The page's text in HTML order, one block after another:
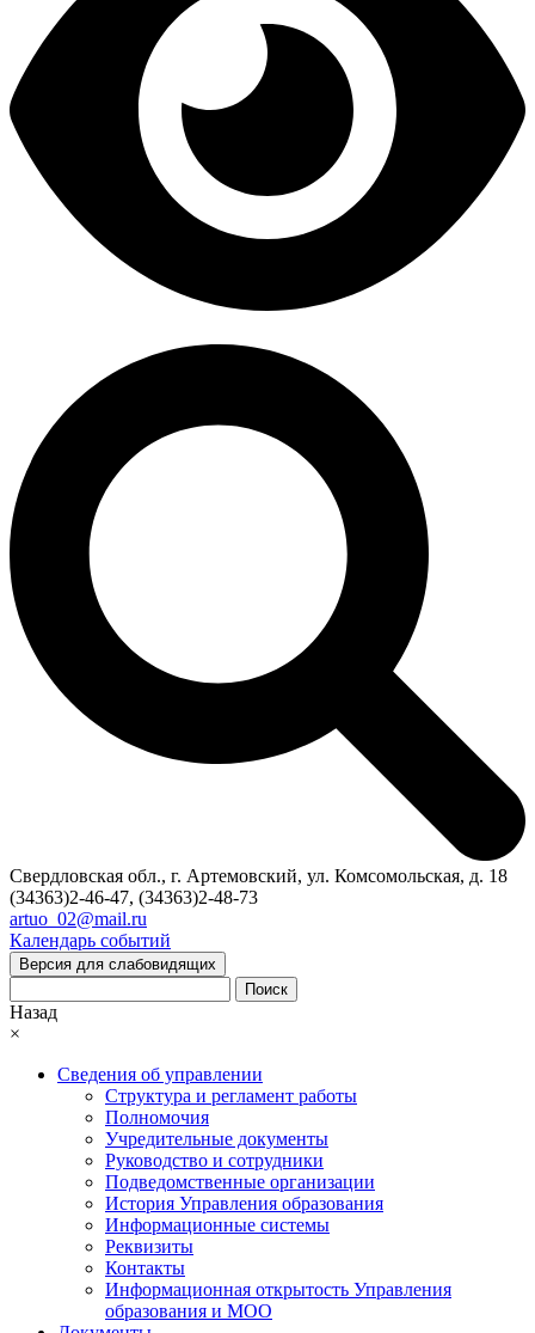
Свердловская обл., г. Артемовский, ул. Комсомольская, д. 18
(34363)2-46-47, (34363)2-48-73
artuo_02@mail.ru
Календарь событий
Версия для слабовидящих
Поиск
Назад
×
Сведения об управлении
Структура и регламент работы
Полномочия
Учредительные документы
Руководство и сотрудники
Подведомственные организации
История Управления образования
Информационные системы
Реквизиты
Контакты
Информационная открытость Управления
образования и МОО